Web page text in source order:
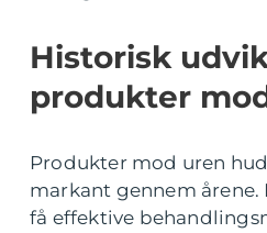
Historisk
produkter
Produkter mod uren
markant gennem årene.
få effektive